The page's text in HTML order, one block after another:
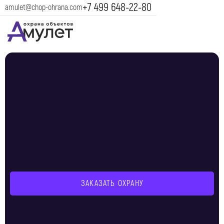
amulet@chop-ohrana.com+7 499 648-22-80
ЗАКАЗАТЬ ОХРАНУ